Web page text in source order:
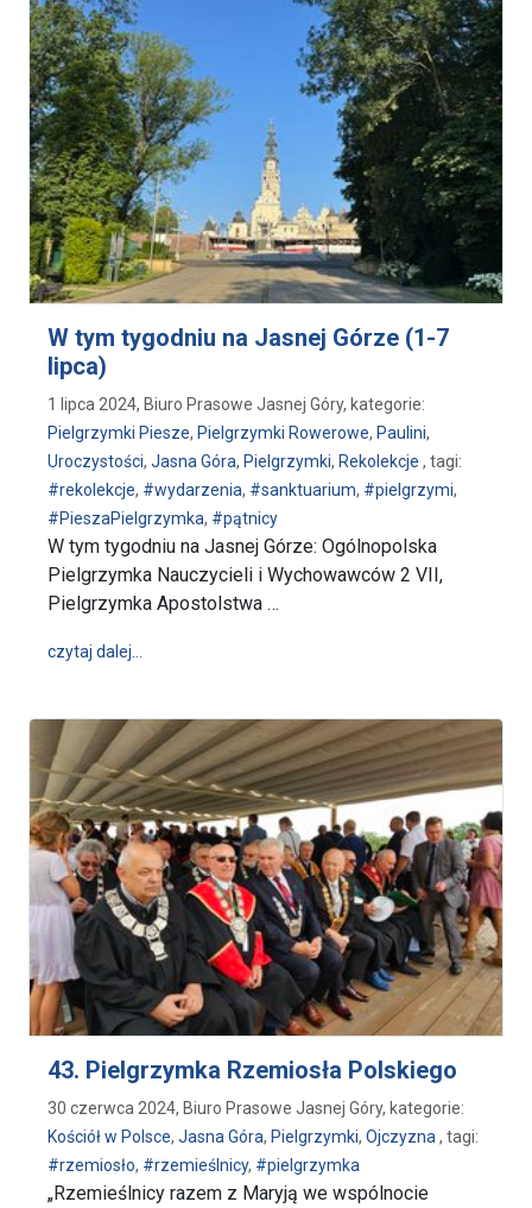
W tym tygodniu na Jasnej Górze (1-7
lipca)
1 lipca 2024, Biuro Prasowe Jasnej Góry, kategorie:
Pielgrzymki Piesze, Pielgrzymki Rowerowe, Paulini,
Uroczystości, Jasna Góra, Pielgrzymki, Rekolekcje , tagi:
#rekolekcje, #wydarzenia, #sanktuarium, #pielgrzymi,
#PieszaPielgrzymka, #pątnicy
W tym tygodniu na Jasnej Górze: Ogólnopolska
Pielgrzymka Nauczycieli i Wychowawców 2 VII,
Pielgrzymka Apostolstwa …
czytaj dalej…
43. Pielgrzymka Rzemiosła Polskiego
30 czerwca 2024, Biuro Prasowe Jasnej Góry, kategorie:
Kościół w Polsce, Jasna Góra, Pielgrzymki, Ojczyzna , tagi:
#rzemiosło, #rzemieślnicy, #pielgrzymka
„Rzemieślnicy razem z Maryją we wspólnocie